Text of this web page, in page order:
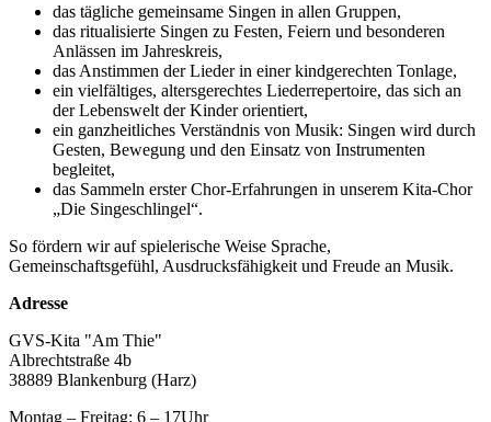
das tägliche gemeinsame Singen in allen Gruppen,
das ritualisierte Singen zu Festen, Feiern und besonderen
Anlässen im Jahreskreis,
das Anstimmen der Lieder in einer kindgerechten Tonlage,
ein vielfältiges, altersgerechtes Liederrepertoire, das sich an
der Lebenswelt der Kinder orientiert,
ein ganzheitliches Verständnis von Musik: Singen wird durch
Gesten, Bewegung und den Einsatz von Instrumenten
begleitet,
das Sammeln erster Chor-Erfahrungen in unserem Kita-Chor
„Die Singeschlingel“.
So fördern wir auf spielerische Weise Sprache,
Gemeinschaftsgefühl, Ausdrucksfähigkeit und Freude an Musik.
Adresse
GVS-Kita "Am Thie"
Albrechtstraße 4b
38889 Blankenburg (Harz)
Montag – Freitag: 6 – 17Uhr